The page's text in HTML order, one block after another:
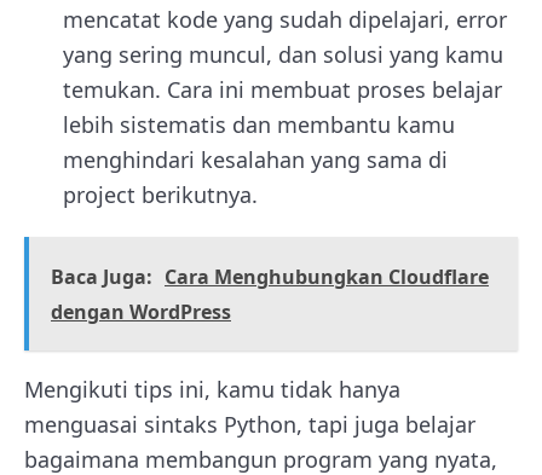
mencatat kode yang sudah dipelajari, error
yang sering muncul, dan solusi yang kamu
temukan. Cara ini membuat proses belajar
lebih sistematis dan membantu kamu
menghindari kesalahan yang sama di
project berikutnya.
Baca Juga: Cara Menghubungkan Cloudflare
dengan WordPress
Mengikuti tips ini, kamu tidak hanya
menguasai sintaks Python, tapi juga belajar
bagaimana membangun program yang nyata,